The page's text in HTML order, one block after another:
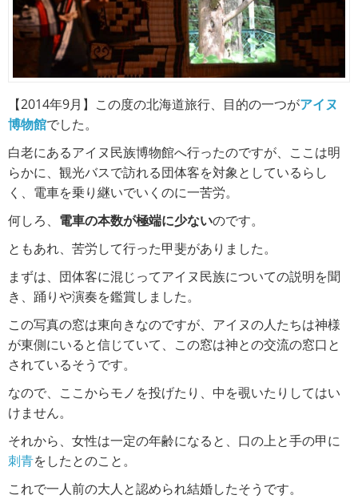
【2014年9月】この度の北海道旅行、目的の一つがアイヌ
博物館でした。
白老にあるアイヌ民族博物館へ行ったのですが、ここは明
らかに、観光バスで訪れる団体客を対象としているらし
く、電車を乗り継いでいくのに一苦労。
何しろ、 電車の本数が極端に少ないのです。
ともあれ、苦労して行った甲斐がありました。
まずは、団体客に混じってアイヌ民族についての説明を聞
き、踊りや演奏を鑑賞しました。
この写真の窓は東向きなのですが、アイヌの人たちは神様
が東側にいると信じていて、この窓は神との交流の窓口と
されているそうです。
なので、ここからモノを投げたり、中を覗いたりしてはい
けません。
それから、女性は一定の年齢になると、口の上と手の甲に
刺青をしたとのこと。
これで一人前の大人と認められ結婚したそうです。